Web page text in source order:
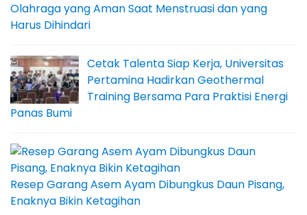
Olahraga yang Aman Saat Menstruasi dan yang
Harus Dihindari
Cetak Talenta Siap Kerja, Universitas
Pertamina Hadirkan Geothermal
Training Bersama Para Praktisi Energi
Panas Bumi
Resep Garang Asem Ayam Dibungkus Daun Pisang,
Enaknya Bikin Ketagihan